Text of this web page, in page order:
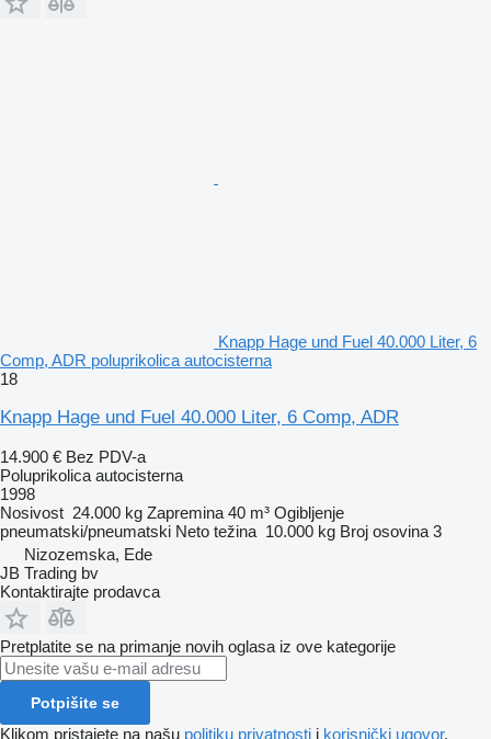
Knapp Hage und Fuel 40.000 Liter, 6
Comp, ADR poluprikolica autocisterna
18
Knapp Hage und Fuel 40.000 Liter, 6 Comp, ADR
14.900 € Bez PDV-a
Poluprikolica autocisterna
1998
Nosivost 24.000 kg Zapremina 40 m³ Ogibljenje
pneumatski/pneumatski Neto težina 10.000 kg Broj osovina 3
Nizozemska, Ede
JB Trading bv
Kontaktirajte prodavca
Pretplatite se na primanje novih oglasa iz ove kategorije
Potpišite se
Klikom pristajete na našu politiku privatnosti i korisnički ugovor.